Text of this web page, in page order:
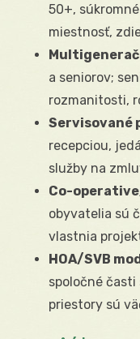
50+,
miestnosť,
a seniorov;
rozmanitosti,
Servisované
recepciou,
služby na
Co-
obyvatelia sú
vlastnia
HOA/SVB
spoločné
priestory sú